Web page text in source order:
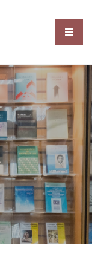
會科選